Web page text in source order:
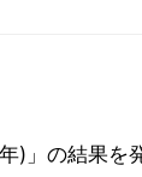
)」の結果を